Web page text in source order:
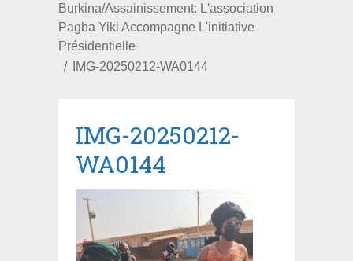
Burkina/Assainissement: L'association
Pagba Yiki Accompagne L'initiative
Présidentielle
IMG-20250212-WA0144
IMG-20250212-
WA0144